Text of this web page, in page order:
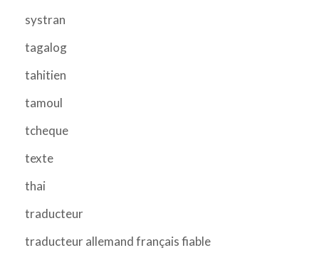
systran
tagalog
tahitien
tamoul
tcheque
texte
thai
traducteur
traducteur allemand français fiable